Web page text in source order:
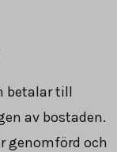
betalar till
av bostaden.
genomförd och